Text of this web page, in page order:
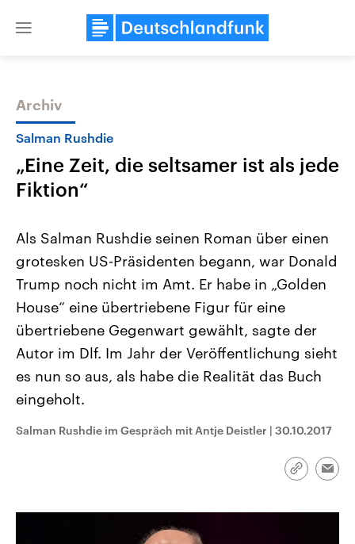
Close
Themen
Landtagswahl Sachsen-Anhalt
2026
Alle Informationen
Sachsen-Anhalt wählt am 6.
September 2026 einen neuen
Landtag. Seit 2021 wird das
Bundesland von einer Koalition aus
Umfragen, Prognosen,
Wahlprogramme, aktuelle Berichte
und Hintergründe zu den Parteien
Wahl.
USA
Aktuelle Beiträge,
Hintergründe
Wirtschaftlich und
gehören die Vereinigten
den mächtigsten Ländern
mit großem Einfluss auf
aktuelle Weltgeschehen.
Sendungen
Archiv
Salman Rushdie
„Eine Zeit, die seltsamer ist als jede
Fiktion“
Als Salman Rushdie seinen Roman über einen
grotesken US-Präsidenten begann, war Donald
Trump noch nicht im Amt. Er habe in „Golden
House“ eine übertriebene Figur für eine
übertriebene Gegenwart gewählt, sagte der
Autor im Dlf. Im Jahr der Veröffentlichung sieht
es nun so aus, als habe die Realität das Buch
eingeholt.
Salman Rushdie im Gespräch mit Antje Deistler | 30.10.2017
Link